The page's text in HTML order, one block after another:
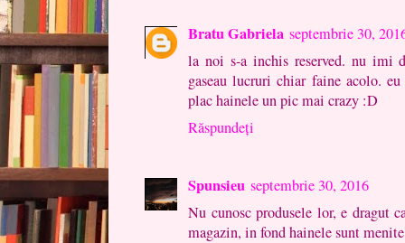
Bratu Gabriela septembrie 30,
la noi s-a inchis reserved. nu imi
gaseau lucruri chiar faine acolo.
plac hainele un pic mai crazy :D
Răspundeți
Spunsieu septembrie 30, 2016
Nu cunosc produsele lor, e dragut
magazin, in fond hainele sunt